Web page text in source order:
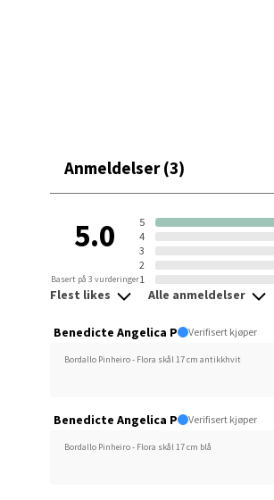
Anmeldelser (3)
5.0
Basert på 3 vurderinger
5
4
3
2
1
Flest likes Alle anmeldelser
Benedicte Angelica P Verifisert kjøper
Bordallo Pinheiro - Flora skål 17 cm antikkhvit
Benedicte Angelica P Verifisert kjøper
Bordallo Pinheiro - Flora skål 17 cm blå